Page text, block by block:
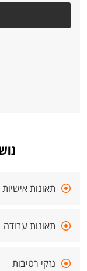
תאונות אישיות
תאונות עבודה
נזקי רטיבות